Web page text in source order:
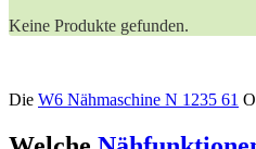
Keine Produkte gefunden.
Die W6 Nähmaschine N 1235 61